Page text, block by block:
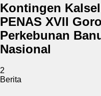
Kontingen
PENAS XVII
Perkebunan
Nasional
2
Berita